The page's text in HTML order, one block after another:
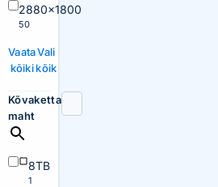
2880×1800
50
Vaata
kõiki
Vali
kõik
Kõvaketta
maht
8TB
1